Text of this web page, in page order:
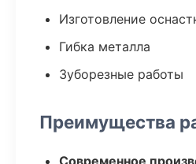
Изготовление
Гибка металла
Зуборезные работы
Преимущества
Современное